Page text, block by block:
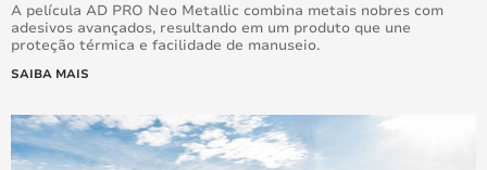
A película AD PRO Neo Metallic combina metais nobres com
adesivos avançados, resultando em um produto que une
proteção térmica e facilidade de manuseio.
SAIBA MAIS